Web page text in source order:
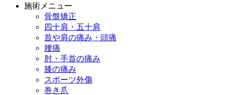
施術メニュー
骨盤矯正
四十肩・五十肩
首や肩の痛み・頭痛
腰痛
肘・手首の痛み
膝の痛み
スポーツ外傷
巻き爪